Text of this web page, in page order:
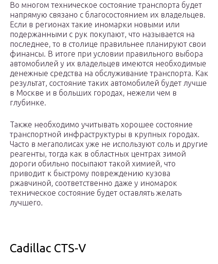
Во многом техническое состояние транспорта будет
напрямую связано с благосостоянием их владельцев.
Если в регионах такие иномарки новыми или
подержанными с рук покупают, что называется на
последнее, то в столице правильнее планируют свои
финансы. В итоге при условии правильного выбора
автомобилей у их владельцев имеются необходимые
денежные средства на обслуживание транспорта. Как
результат, состояние таких автомобилей будет лучше
в Москве и в больших городах, нежели чем в
глубинке.
Также необходимо учитывать хорошее состояние
транспортной инфраструктуры в крупных городах.
Часто в мегаполисах уже не используют соль и другие
реагенты, тогда как в областных центрах зимой
дороги обильно посыпают такой химией, что
приводит к быстрому повреждению кузова
ржавчиной, соответственно даже у иномарок
техническое состояние будет оставлять желать
лучшего.
Cadillac CTS-V